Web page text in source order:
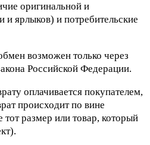
оригинальной и
и ярлыков) и потребительские
возможен только через
Российской Федерации.
оплачивается покупателем,
происходит по вине
размер или товар, который